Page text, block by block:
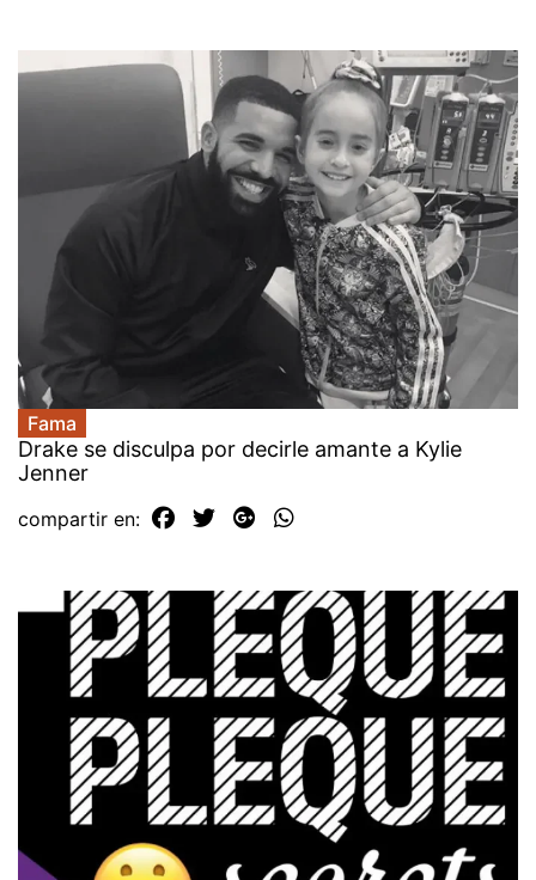
Fama
Drake se disculpa por decirle amante a Kylie
Jenner
compartir en: